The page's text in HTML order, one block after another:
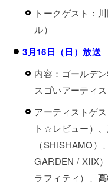
トークゲスト：
ル）
3月16日（日）放送
内容：ゴールデ
スゴいアーティス
アーティストゲ
ト☆レビュー）
（SHISHAMO
GARDEN / XIIX
ラフィティ）、